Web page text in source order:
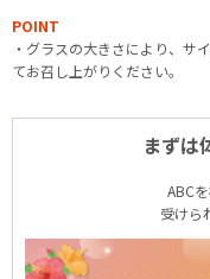
POINT
・グラスの大きさにより、サ
てお召し上がりください。
まずは
ABC
受けら